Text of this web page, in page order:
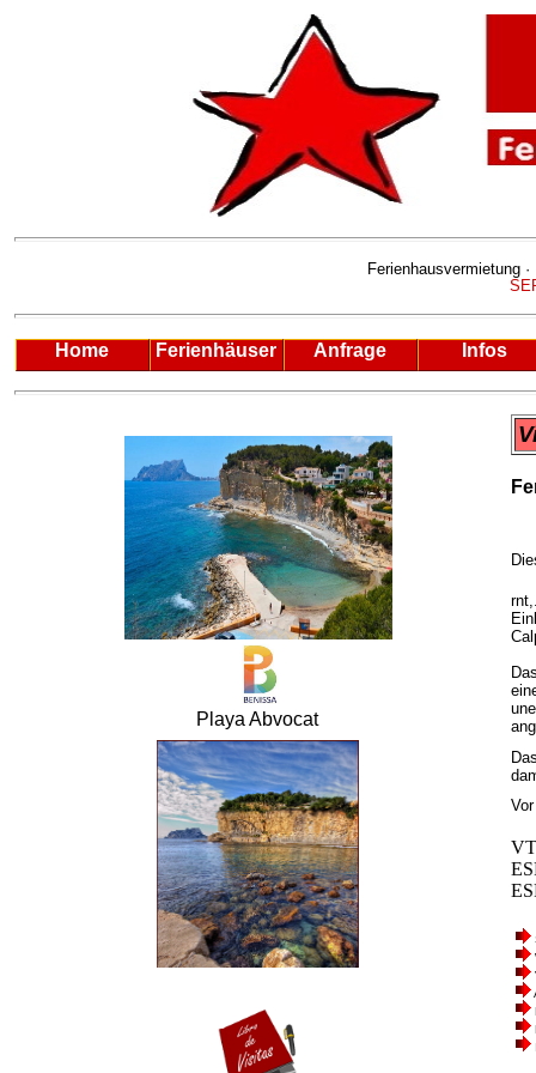
Ferienhausvermietung ·
Home Ferienhäuser Anfrage Infos
Playa Abvocat